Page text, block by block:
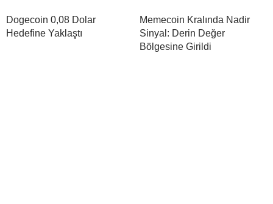
Dogecoin 0,08 Dolar
Hedefine Yaklaştı
Memecoin Kralında Nadir
Sinyal: Derin Değer
Bölgesine Girildi